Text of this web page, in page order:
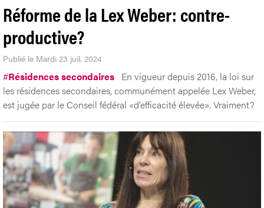
Réforme de la Lex Weber: contre-
productive?
Publié le Mardi 23 juil. 2024
#Résidences secondaires En vigueur depuis 2016, la loi sur
les résidences secondaires, communément appelée Lex Weber,
est jugée par le Conseil fédéral «d’efficacité élevée». Vraiment?